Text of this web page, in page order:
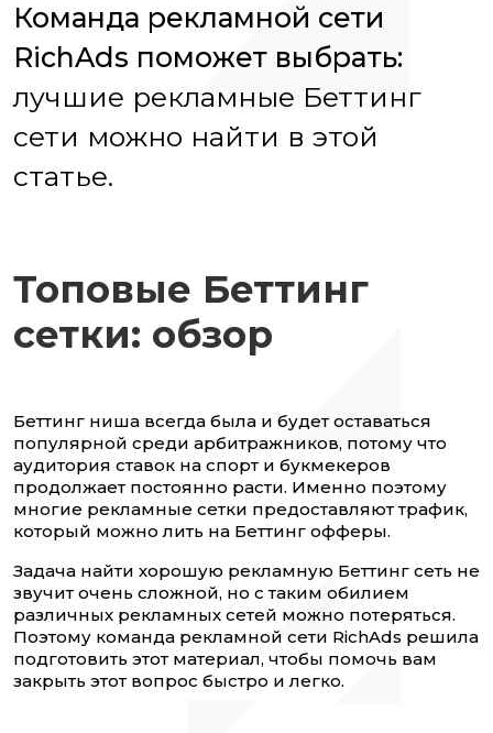
Команда рекламной сети
RichAds поможет выбрать:
лучшие рекламные Беттинг
сети можно найти в этой
статье.
Топовые Беттинг
сетки: обзор
Беттинг ниша всегда была и будет оставаться
популярной среди арбитражников, потому что
аудитория ставок на спорт и букмекеров
продолжает постоянно расти. Именно поэтому
многие рекламные сетки предоставляют трафик,
который можно лить на Беттинг офферы.
Задача найти хорошую рекламную Беттинг сеть не
звучит очень сложной, но с таким обилием
различных рекламных сетей можно потеряться.
Поэтому команда рекламной сети RichAds решила
подготовить этот материал, чтобы помочь вам
закрыть этот вопрос быстро и легко.